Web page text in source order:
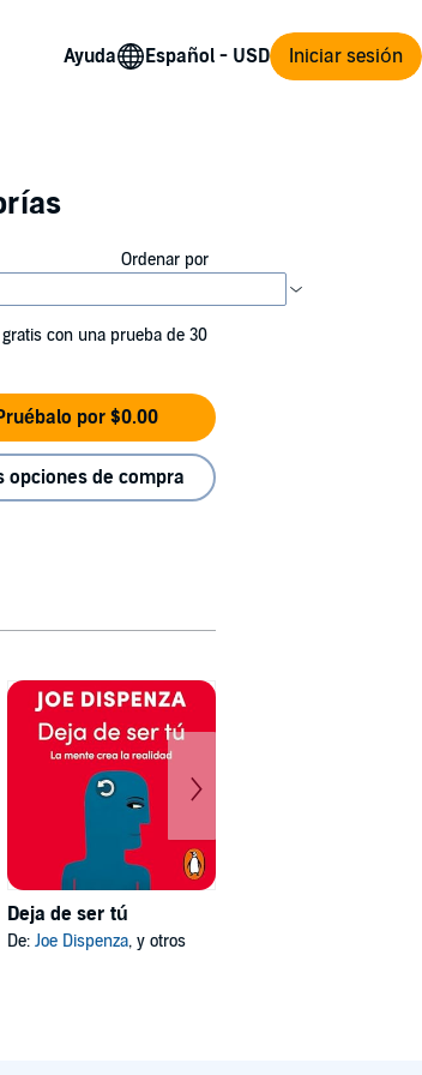
Ayuda Iniciar sesión
Ordenar por
con una prueba de 30
por $0.00
opciones de compra
Deja de ser tú
De: Joe Dispenza, y otros